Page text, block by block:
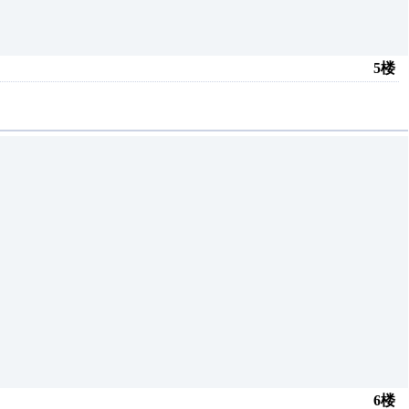
5楼
6楼